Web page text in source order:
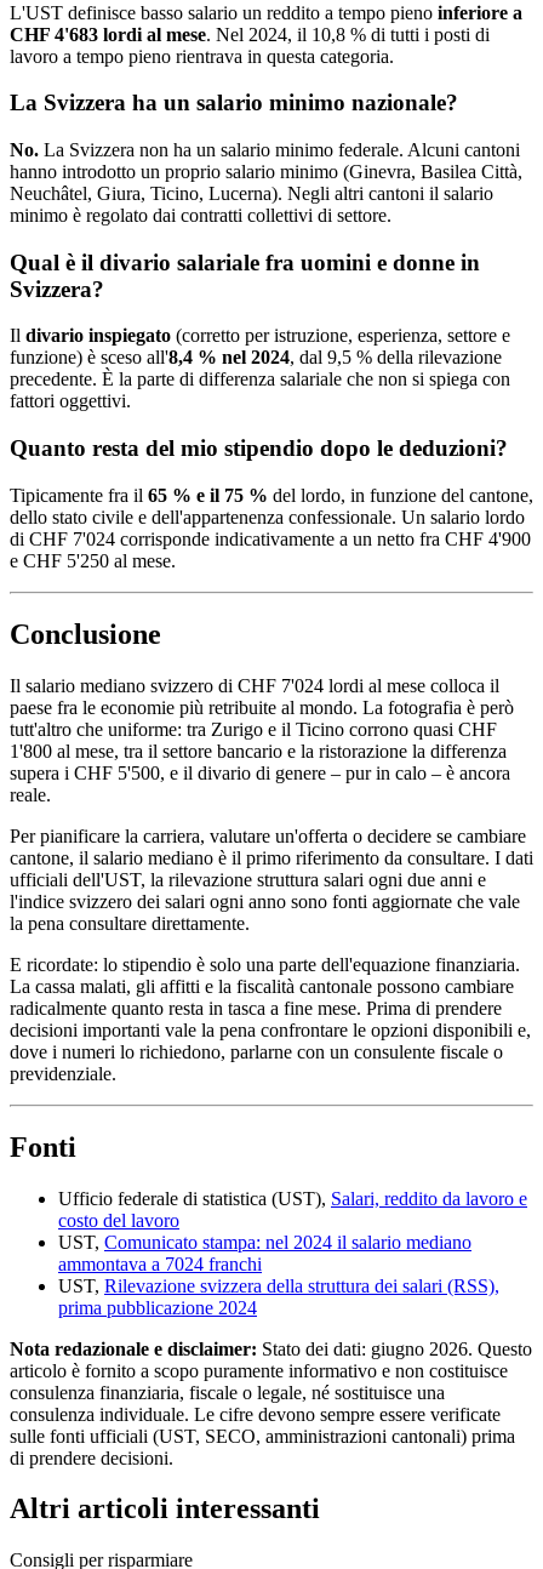
L'UST definisce basso salario un reddito a tempo pieno inferiore a
CHF 4'683 lordi al mese. Nel 2024, il 10,8 % di tutti i posti di
lavoro a tempo pieno rientrava in questa categoria.
La Svizzera ha un salario minimo nazionale?
No. La Svizzera non ha un salario minimo federale. Alcuni cantoni
hanno introdotto un proprio salario minimo (Ginevra, Basilea Città,
Neuchâtel, Giura, Ticino, Lucerna). Negli altri cantoni il salario
minimo è regolato dai contratti collettivi di settore.
Qual è il divario salariale fra uomini e donne in
Svizzera?
Il divario inspiegato (corretto per istruzione, esperienza, settore e
funzione) è sceso all'8,4 % nel 2024, dal 9,5 % della rilevazione
precedente. È la parte di differenza salariale che non si spiega con
fattori oggettivi.
Quanto resta del mio stipendio dopo le deduzioni?
Tipicamente fra il 65 % e il 75 % del lordo, in funzione del cantone,
dello stato civile e dell'appartenenza confessionale. Un salario lordo
di CHF 7'024 corrisponde indicativamente a un netto fra CHF 4'900
e CHF 5'250 al mese.
Conclusione
Il salario mediano svizzero di CHF 7'024 lordi al mese colloca il
paese fra le economie più retribuite al mondo. La fotografia è però
tutt'altro che uniforme: tra Zurigo e il Ticino corrono quasi CHF
1'800 al mese, tra il settore bancario e la ristorazione la differenza
supera i CHF 5'500, e il divario di genere – pur in calo – è ancora
reale.
Per pianificare la carriera, valutare un'offerta o decidere se cambiare
cantone, il salario mediano è il primo riferimento da consultare. I dati
ufficiali dell'UST, la rilevazione struttura salari ogni due anni e
l'indice svizzero dei salari ogni anno sono fonti aggiornate che vale
la pena consultare direttamente.
E ricordate: lo stipendio è solo una parte dell'equazione finanziaria.
La cassa malati, gli affitti e la fiscalità cantonale possono cambiare
radicalmente quanto resta in tasca a fine mese. Prima di prendere
decisioni importanti vale la pena confrontare le opzioni disponibili e,
dove i numeri lo richiedono, parlarne con un consulente fiscale o
previdenziale.
Fonti
Ufficio federale di statistica (UST), Salari, reddito da lavoro e
costo del lavoro
UST, Comunicato stampa: nel 2024 il salario mediano
ammontava a 7024 franchi
UST, Rilevazione svizzera della struttura dei salari (RSS),
prima pubblicazione 2024
Nota redazionale e disclaimer: Stato dei dati: giugno 2026. Questo
articolo è fornito a scopo puramente informativo e non costituisce
consulenza finanziaria, fiscale o legale, né sostituisce una
consulenza individuale. Le cifre devono sempre essere verificate
sulle fonti ufficiali (UST, SECO, amministrazioni cantonali) prima
di prendere decisioni.
Altri articoli interessanti
Consigli per risparmiare